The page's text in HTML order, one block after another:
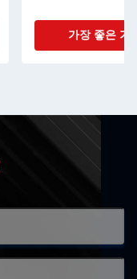
가장 좋은 가